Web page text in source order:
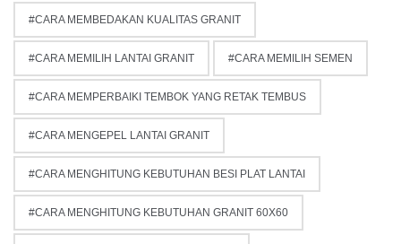
CARA MEMBEDAKAN KUALITAS GRANIT
CARA MEMILIH LANTAI GRANIT CARA MEMILIH SEMEN
CARA MEMPERBAIKI TEMBOK YANG RETAK TEMBUS
CARA MENGEPEL LANTAI GRANIT
CARA MENGHITUNG KEBUTUHAN BESI PLAT LANTAI
CARA MENGHITUNG KEBUTUHAN GRANIT 60X60